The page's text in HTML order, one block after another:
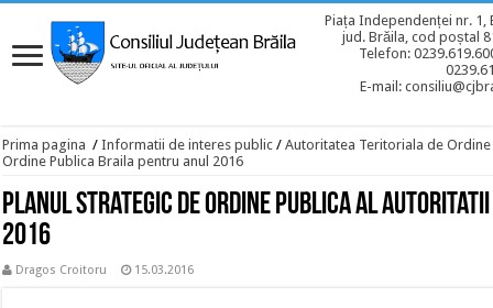
Piața Independenței nr. 1,
jud. Brăila, cod poștal
Telefon:
E-mail:
Prima pagina / Informatii de interes public / Autoritatea Teritoriala de Ordine
Ordine Publica Braila pentru anul 2016
Planul Strategic de Ordine Publica al
2016
Dragos Croitoru 15.03.2016